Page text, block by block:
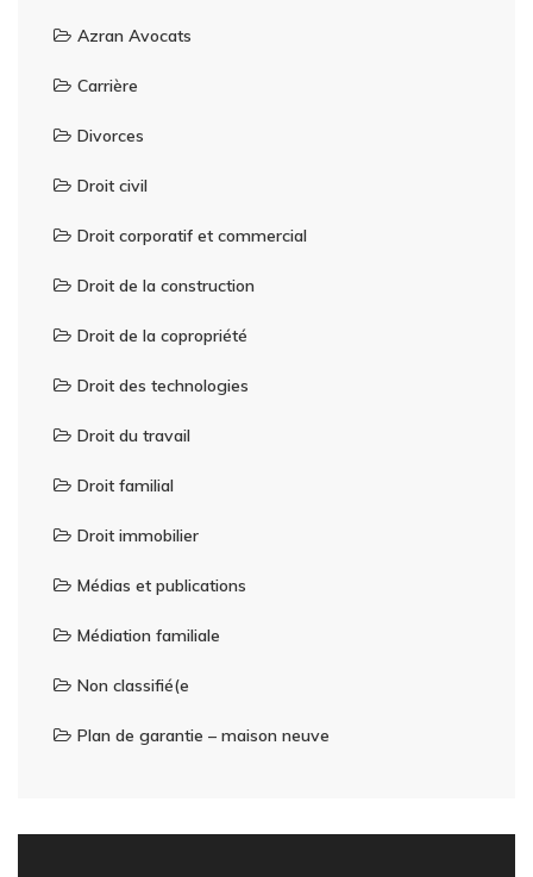
Azran Avocats
Carrière
Divorces
Droit civil
Droit corporatif et commercial
Droit de la construction
Droit de la copropriété
Droit des technologies
Droit du travail
Droit familial
Droit immobilier
Médias et publications
Médiation familiale
Non classifié(e
Plan de garantie – maison neuve